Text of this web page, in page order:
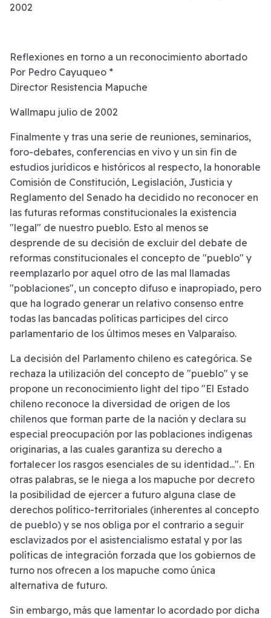
2002
Reflexiones en torno a un reconocimiento abortado
Por Pedro Cayuqueo *
Director Resistencia Mapuche
Wallmapu julio de 2002
Finalmente y tras una serie de reuniones, seminarios,
foro-debates, conferencias en vivo y un sin fin de
estudios jurídicos e históricos al respecto, la honorable
Comisión de Constitución, Legislación, Justicia y
Reglamento del Senado ha decidido no reconocer en
las futuras reformas constitucionales la existencia
"legal" de nuestro pueblo. Esto al menos se
desprende de su decisión de excluir del debate de
reformas constitucionales el concepto de "pueblo" y
reemplazarlo por aquel otro de las mal llamadas
"poblaciones", un concepto difuso e inapropiado, pero
que ha logrado generar un relativo consenso entre
todas las bancadas políticas participes del circo
parlamentario de los últimos meses en Valparaíso.
La decisión del Parlamento chileno es categórica. Se
rechaza la utilización del concepto de "pueblo" y se
propone un reconocimiento light del tipo "El Estado
chileno reconoce la diversidad de origen de los
chilenos que forman parte de la nación y declara su
especial preocupación por las poblaciones indígenas
originarias, a las cuales garantiza su derecho a
fortalecer los rasgos esenciales de su identidad...". En
otras palabras, se le niega a los mapuche por decreto
la posibilidad de ejercer a futuro alguna clase de
derechos político-territoriales (inherentes al concepto
de pueblo) y se nos obliga por el contrario a seguir
esclavizados por el asistencialismo estatal y por las
políticas de integración forzada que los gobiernos de
turno nos ofrecen a los mapuche como única
alternativa de futuro.
Sin embargo, más que lamentar lo acordado por dicha